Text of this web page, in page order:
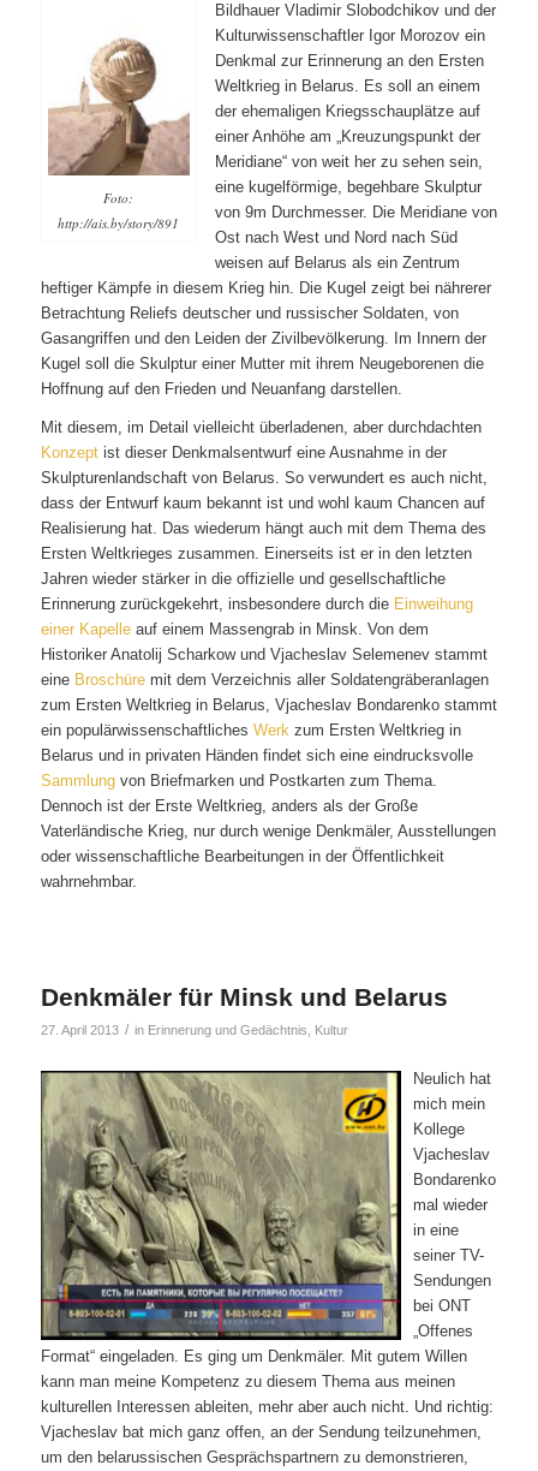
Foto:
http://ais.by/story/891
Bildhauer Vladimir Slobodchikov und der
Kulturwissenschaftler Igor Morozov ein
Denkmal zur Erinnerung an den Ersten
Weltkrieg in Belarus. Es soll an einem
der ehemaligen Kriegsschauplätze auf
einer Anhöhe am „Kreuzungspunkt der
Meridiane“ von weit her zu sehen sein,
eine kugelförmige, begehbare Skulptur
von 9m Durchmesser. Die Meridiane von
Ost nach West und Nord nach Süd
weisen auf Belarus als ein Zentrum
heftiger Kämpfe in diesem Krieg hin. Die Kugel zeigt bei nährerer
Betrachtung Reliefs deutscher und russischer Soldaten, von
Gasangriffen und den Leiden der Zivilbevölkerung. Im Innern der
Kugel soll die Skulptur einer Mutter mit ihrem Neugeborenen die
Hoffnung auf den Frieden und Neuanfang darstellen.
Mit diesem, im Detail vielleicht überladenen, aber durchdachten
Konzept ist dieser Denkmalsentwurf eine Ausnahme in der
Skulpturenlandschaft von Belarus. So verwundert es auch nicht,
dass der Entwurf kaum bekannt ist und wohl kaum Chancen auf
Realisierung hat. Das wiederum hängt auch mit dem Thema des
Ersten Weltkrieges zusammen. Einerseits ist er in den letzten
Jahren wieder stärker in die offizielle und gesellschaftliche
Erinnerung zurückgekehrt, insbesondere durch die Einweihung
einer Kapelleauf einem Massengrab in Minsk. Von dem
Historiker Anatolij Scharkow und Vjacheslav Selemenev stammt
eine Broschüre mit dem Verzeichnis aller Soldatengräberanlagen
zum Ersten Weltkrieg in Belarus, Vjacheslav Bondarenko stammt
ein populärwissenschaftliches Werk zum Ersten Weltkrieg in
Belarus und in privaten Händen findet sich eine eindrucksvolle
Sammlung von Briefmarken und Postkarten zum Thema.
Dennoch ist der Erste Weltkrieg, anders als der Große
Vaterländische Krieg, nur durch wenige Denkmäler, Ausstellungen
oder wissenschaftliche Bearbeitungen in der Öffentlichkeit
wahrnehmbar.
Denkmäler für Minsk und Belarus
27. April 2013 / in Erinnerung und Gedächtnis Kultur
Neulich hat
mich mein
Kollege
Vjacheslav
Bondarenko
mal wieder
in eine
seiner TV-
Sendungen
bei ONT
„Offenes
Format“ eingeladen. Es ging um Denkmäler. Mit gutem Willen
kann man meine Kompetenz zu diesem Thema aus meinen
kulturellen Interessen ableiten, mehr aber auch nicht. Und richtig:
Vjacheslav bat mich ganz offen, an der Sendung teilzunehmen,
um den belarussischen Gesprächspartnern zu demonstrieren,